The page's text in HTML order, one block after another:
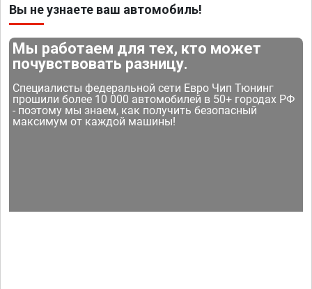
Вы не узнаете ваш автомобиль!
Мы работаем для тех, кто может
почувствовать разницу.
Специалисты федеральной сети Евро Чип Тюнинг
прошили более 10 000 автомобилей в 50+ городах РФ
- поэтому мы знаем, как получить безопасный
максимум от каждой машины!